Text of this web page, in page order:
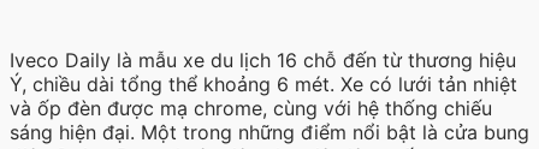
Iveco Daily là mẫu xe du lịch 16 chỗ đến từ thương hiệu
Ý, chiều dài tổng thể khoảng 6 mét. Xe có lưới tản nhiệt
và ốp đèn được mạ chrome, cùng với hệ thống chiếu
sáng hiện đại. Một trong những điểm nổi bật là cửa bung